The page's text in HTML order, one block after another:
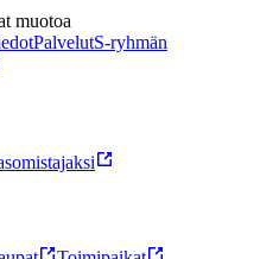
muotoa
PalvelutS-ryhmän